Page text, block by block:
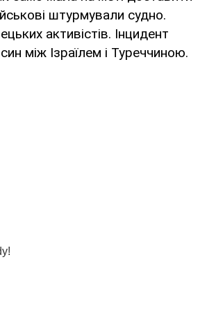
штурмували судно.
активістів. Інцидент
між Ізраїлем і Туреччиною.